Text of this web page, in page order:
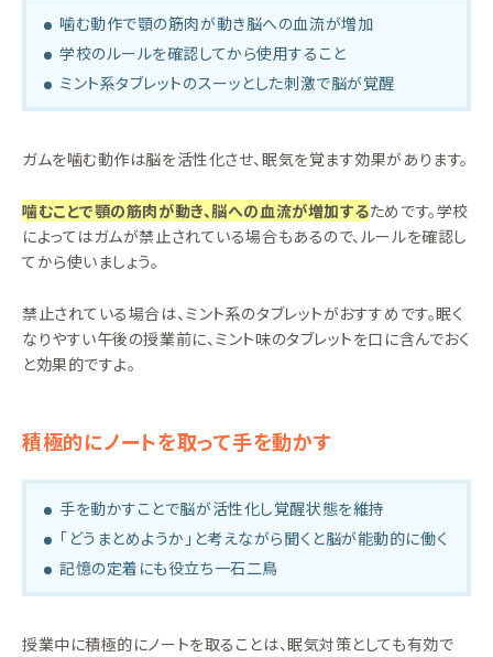
噛む動作で顎の筋肉が動き脳への血流が増加
学校のルールを確認してから使用すること
ミント系タブレットのスーッとした刺激で脳が覚醒
ガムを噛む動作は脳を活性化させ、眠気を覚ます効果があります。
噛むことで顎の筋肉が動き、脳への血流が増加するためです。学校
によってはガムが禁止されている場合もあるので、ルールを確認し
てから使いましょう。
禁止されている場合は、ミント系のタブレットがおすすめです。眠く
なりやすい午後の授業前に、ミント味のタブレットを口に含んでおく
と効果的ですよ。
積極的にノートを取って手を動かす
手を動かすことで脳が活性化し覚醒状態を維持
「どうまとめようか」と考えながら聞くと脳が能動的に働く
記憶の定着にも役立ち一石二鳥
授業中に積極的にノートを取ることは、眠気対策としても有効で